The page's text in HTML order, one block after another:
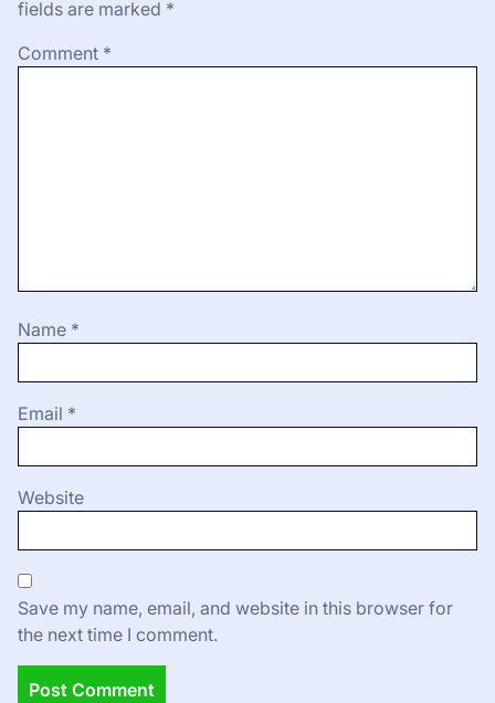
fields are marked *
Comment *
Name *
Email *
Website
Save my name, email, and website in this browser for
the next time I comment.